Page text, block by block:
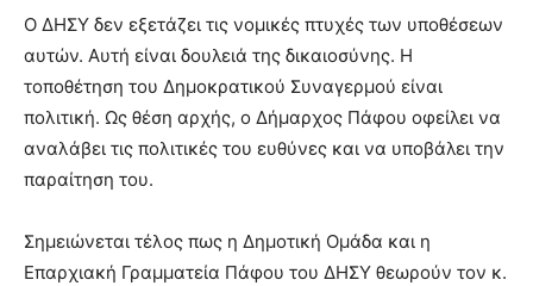
O ΔΗΣΥ δεν εξετάζει τις νομικές πτυχές των υποθέσεων
αυτών. Αυτή είναι δουλειά της δικαιοσύνης. Η
τοποθέτηση του Δημοκρατικού Συναγερμού είναι
πολιτική. Ως θέση αρχής, ο Δήμαρχος Πάφου οφείλει να
αναλάβει τις πολιτικές του ευθύνες και να υποβάλει την
παραίτηση του.
Σημειώνεται τέλος πως η Δημοτική Ομάδα και η
Επαρχιακή Γραμματεία Πάφου του ΔΗΣΥ θεωρούν τον κ.